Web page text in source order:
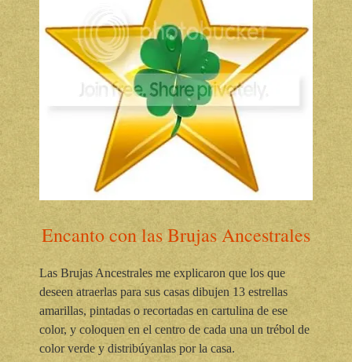
Encanto con las Brujas Ancestrales
Las Brujas Ancestrales me explicaron que los que
deseen atraerlas para sus casas dibujen 13 estrellas
amarillas, pintadas o recortadas en cartulina de ese
color, y coloquen en el centro de cada una un trébol de
color verde y distribúyanlas por la casa.